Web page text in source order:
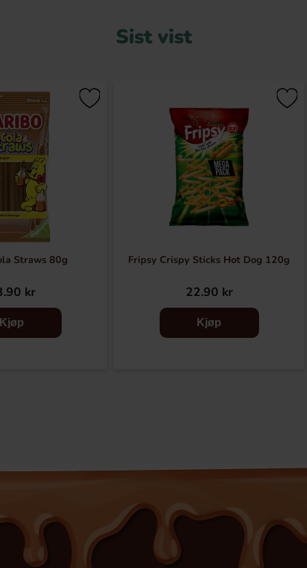
Sist vist
Straws 80g
kr
Kjøp
Fripsy Crispy Sticks Hot Dog 120g
22.90 kr
Kjøp